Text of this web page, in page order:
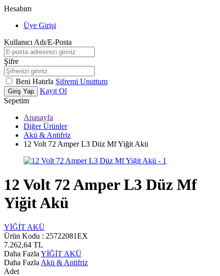
Hesabım
Üye Girişi
Kullanıcı Adı/E-Posta
Şifre
Beni Hatırla Şifremi Unuttum
Giriş Yap
Kayıt Ol
Sepetim
Anasayfa
Diğer Ürünler
Akü & Antifriz
12 Volt 72 Amper L3 Düz Mf Yiğit Akü
12 Volt 72 Amper L3 Düz Mf
Yiğit Akü
YİĞİT AKÜ
Ürün Kodu : 25722081EX
7.262,64 TL
Daha Fazla YİĞİT AKÜ
Daha Fazla Akü & Antifriz
Adet